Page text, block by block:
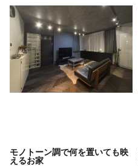
モノトーン調で何を置いても映
えるお家